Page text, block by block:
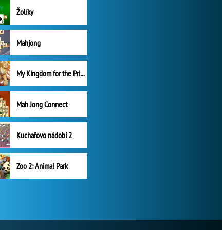
Žolíky
Mahjong
My Kingdom for the Princess Plná verze
Mah Jong Connect
Kuchařovo nádobí 2
Zoo 2: Animal Park